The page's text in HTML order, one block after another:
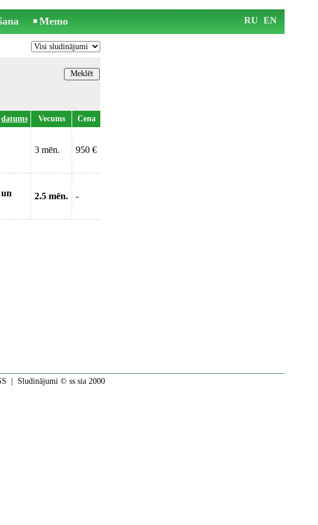
Memo RU EN
datums Vecums Cena
3 mēn. 950 €
2.5 mēn. -
| Sludinājumi © ss sia 2000